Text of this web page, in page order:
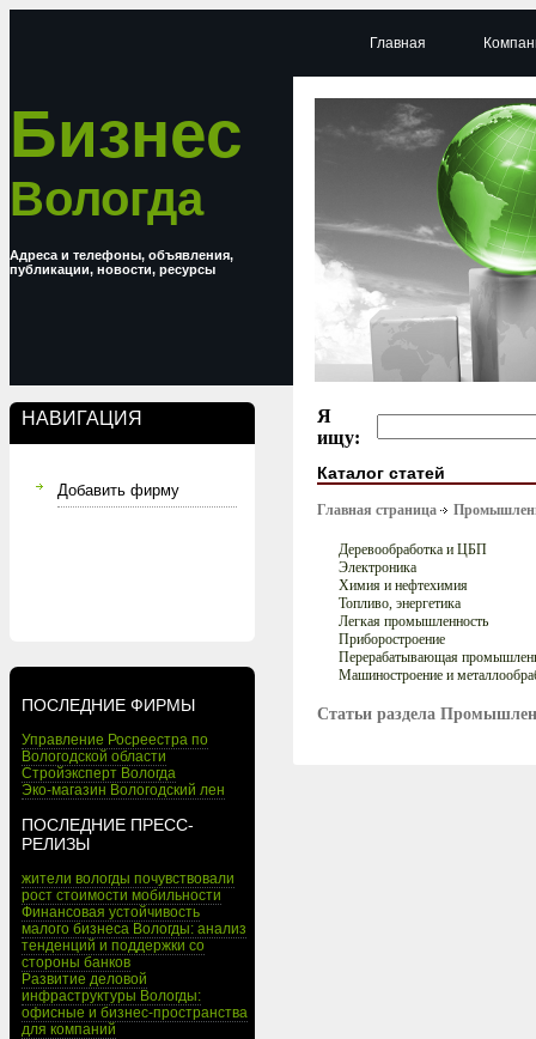
Бизнес
Вологда
Адреса и телефоны, объявления,
публикации, новости, ресурсы
НАВИГАЦИЯ
Добавить фирму
ПОСЛЕДНИЕ ФИРМЫ
Управление Росреестра по
Вологодской области
Стройэксперт Вологда
Эко-магазин Вологодский лен
ПОСЛЕДНИЕ ПРЕСС-
РЕЛИЗЫ
жители вологды почувствовали
рост стоимости мобильности
Финансовая устойчивость
малого бизнеса Вологды: анализ
тенденций и поддержки со
стороны банков
Развитие деловой
инфраструктуры Вологды:
офисные и бизнес-пространства
для компаний
Главная
Я
ищу:
Каталог статей
Главная страница
Деревообработка и ЦБП
Электроника
Химия и нефтехимия
Топливо, энергетика
Легкая промышленность
Приборостроение
Перерабатывающая
Машиностроение и
Статьи раздела